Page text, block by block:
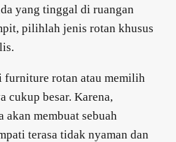
yang tinggal di ruangan
pilihlah jenis rotan khusus
furniture rotan atau memilih
cukup besar. Karena,
akan membuat sebuah
terasa tidak nyaman dan